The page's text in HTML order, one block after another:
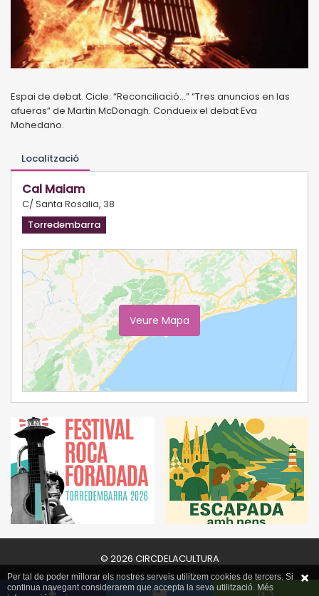
Espai de debat. Cicle: “Reconciliació...” “Tres anuncios en las
afueras” de Martin McDonagh. Condueix el debat Eva
Mohedano.
Localització
Cal Maiam
C/ Santa Rosalia, 38
Torredembarra
Veure Mapa
© 2026 CIRCDELACULTURA
Per tal de poder millorar els nostres serveis utilitzem cookies de tercers. Si
continua navegant considerarem que accepta la seva utilització. Més